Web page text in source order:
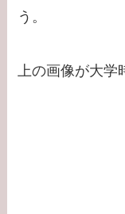
う。
上の画像が大学